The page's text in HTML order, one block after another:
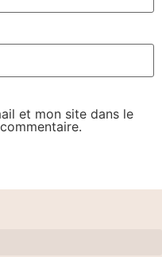
et mon site dans le